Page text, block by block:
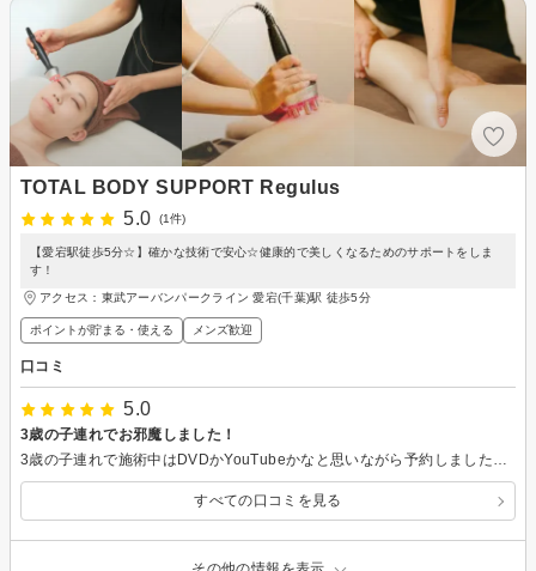
TOTAL BODY SUPPORT Regulus
5.0
(1件)
【愛宕駅徒歩5分☆】確かな技術で安心☆健康的で美しくなるためのサポートをしま
す！
アクセス：東武アーバンパークライン 愛宕(千葉)駅 徒歩5分
ポイントが貯まる・使える メンズ歓迎
口コミ
5.0
3歳の子連れでお邪魔しました！
3歳の子連れで施術中はDVDかYouTubeかなと思いながら予約しました。 実際に行ってみると店内はとても広く、施術室の前にはヨガスタジオも設備されていました。店員さんも同じ年頃のお子様がいらっしゃる方で、YouTubeは極力見せないで子育てされてらっしゃる方だったこともあったのか、私の施術中はヨガスタジオにあるフラフープやボールなどで遊んでていいよと言っていただけました。 普段触れないものもあって子供も大喜び。もちろん施術中1人で遊ぶことはできないので、たびたび施術室に来ましたがその時も嫌な顔ひとつせず、保育士さんかと思うほど見習いたい言い回しでうまく交わして、子供と接してくれながら私の施術も行ってくれました。 施術も効果ばっちりでヒップアップもして足も見違えるほどでした。 ぜひまたお邪魔したいです。本当にありがとうございました！
すべての口コミを見る